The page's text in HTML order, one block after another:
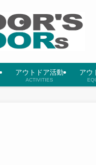
アウトドア活動
ACTIVITIES
アウ